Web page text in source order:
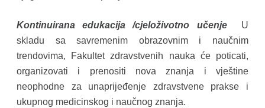
Kontinuirana edukacija /cjeloživotno učenjeU
skladu sa savremenim obrazovnim i naučnim
trendovima, Fakultet zdravstvenih nauka će poticati,
organizovati i prenositi nova znanja i vještine
neophodne za unaprijeđenje zdravstvene prakse i
ukupnog medicinskog i naučnog znanja.